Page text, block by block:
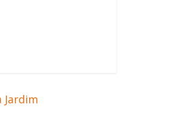
Jardim